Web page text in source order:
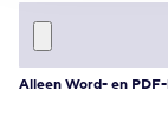
Alleen Word- en